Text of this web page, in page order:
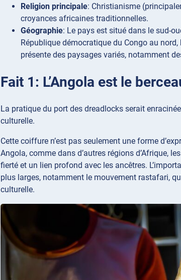
Religion principale: Christianisme
croyances africaines traditionnelles.
Géographie: Le pays est situé dans le sud-
République démocratique du Congo au nord,
présente des paysages variés, notamment
Fait 1: L’Angola est le
La pratique du port des dreadlocks serait
culturelle.
Cette coiffure n’est pas seulement une forme
Angola, comme dans d’autres régions d’Afrique,
fierté et un lien profond avec les ancêtres.
plus larges, notamment le mouvement rastafari,
culturelle.